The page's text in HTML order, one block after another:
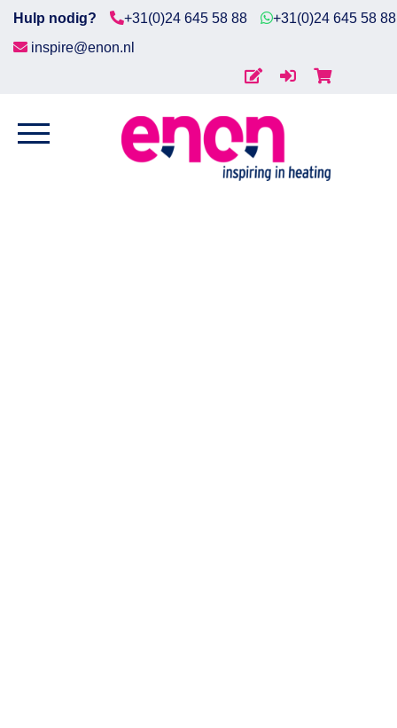
Diensten
Hulp nodig? +31(0)24 645 58 88
+31(0)24 645 58 88
inspire@enon.nl
Ruimteverwarming /Kastverwarmers
75W 120-250V AC/DC